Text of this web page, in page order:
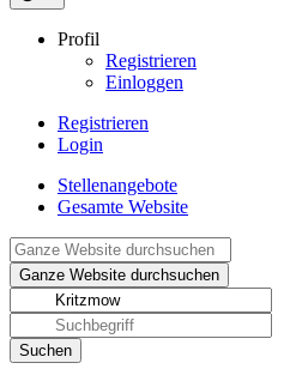
Profil
Registrieren
Einloggen
Registrieren
Login
Stellenangebote
Gesamte Website